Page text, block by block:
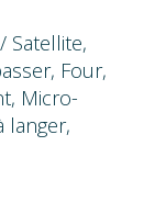
Satellite,
Four,
Micro-
langer,